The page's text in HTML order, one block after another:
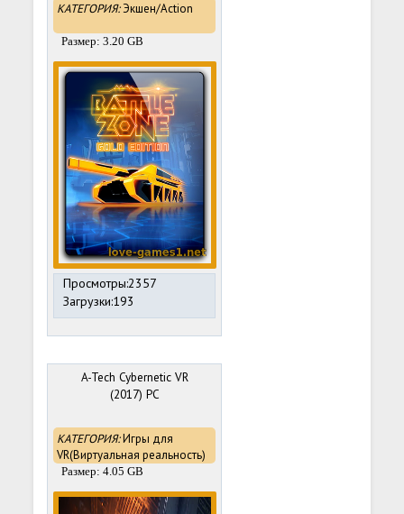
КАТЕГОРИЯ:Экшен/Action
Размер: 3.20 GB
Просмотры:2357
Загрузки:193
A-Tech Cybernetic VR
(2017) PC
КАТЕГОРИЯ:Игры для
VR(Виртуальная реальность)
Размер: 4.05 GB